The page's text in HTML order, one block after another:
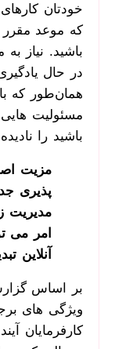
خودتان
که موعد
باشید. نیاز
در حال
همان‌طور که
مسئولیت
باشید را
پذیری
مدیریت
امر می­
آنلاین
بر اساس
ویژگی­ های
کارفرمایان